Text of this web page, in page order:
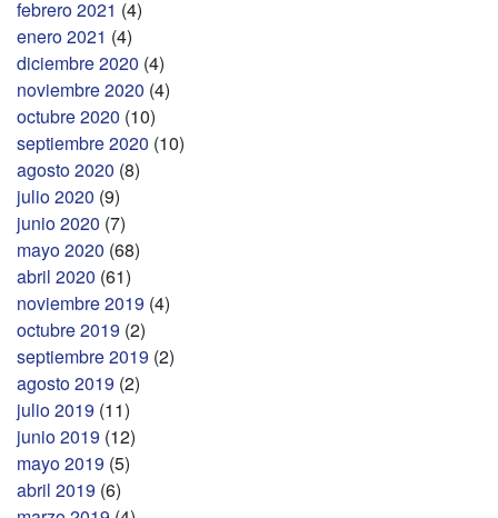
febrero 2021 (4)
enero 2021 (4)
diciembre 2020 (4)
noviembre 2020 (4)
octubre 2020 (10)
septiembre 2020 (10)
agosto 2020 (8)
julio 2020 (9)
junio 2020 (7)
mayo 2020 (68)
abril 2020 (61)
noviembre 2019 (4)
octubre 2019 (2)
septiembre 2019 (2)
agosto 2019 (2)
julio 2019 (11)
junio 2019 (12)
mayo 2019 (5)
abril 2019 (6)